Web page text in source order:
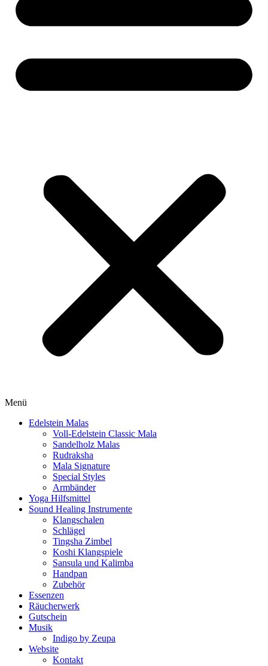
Menü
Edelstein Malas
Voll-Edelstein Classic Mala
Sandelholz Malas
Rudraksha
Mala Signature
Special Styles
Armbänder
Yoga Hilfsmittel
Sound Healing Instrumente
Klangschalen
Schlägel
Tingsha Zimbel
Koshi Klangspiele
Sansula und Kalimba
Handpan
Zubehör
Essenzen
Räucherwerk
Gutschein
Musik
Indigo by Zeupa
Website
Kontakt